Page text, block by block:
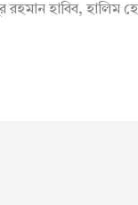
রহমান হাবিব,